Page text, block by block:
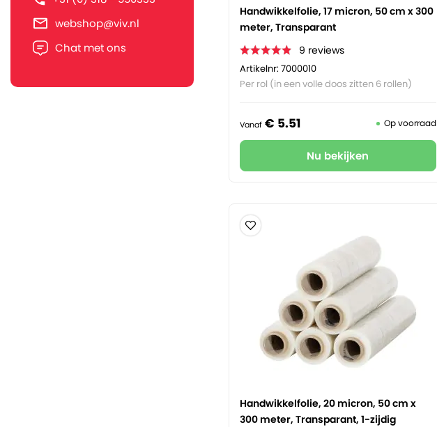
webshop@viv.nl
Chat met ons
Handwikkelfolie, 17 micron, 50 cm x 300
meter, Transparant
9 reviews
Artikelnr: 7000010
Per rol (in een volle doos zitten 6 rollen)
Vanaf € 5.51 Op voorraad
Nu bekijken
Handwikkelfolie, 20 micron, 50 cm x
300 meter, Transparant, 1-zijdig